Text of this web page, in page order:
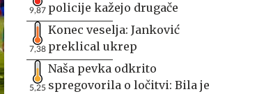
9,87 policije kažejo drugače
7,38
Konec veselja: Janković
preklical ukrep
5,25
Naša pevka odkrito
spregovorila o ločitvi: Bila je